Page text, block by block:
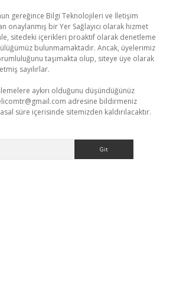
gereğince Bilgi Teknolojileri ve İletişim
onaylanmış bir Yer Sağlayıcı olarak hizmet
sitedeki içerikleri proaktif olarak denetleme
bulunmamaktadır. Ancak, üyelerimiz
taşımakta olup, siteye üye olarak
sayılırlar.
aykırı olduğunu düşündüğünüz
adresine bildirmeniz
süre içerisinde sitemizden kaldırılacaktır.